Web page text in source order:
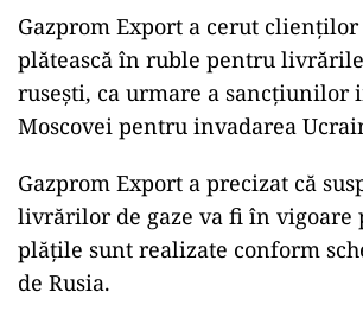
Gazprom Export a cerut
plătească în ruble pentru livrările
ruseşti, ca urmare a sancţiunilor
Moscovei pentru invadarea
Gazprom Export a precizat că
livrărilor de gaze va fi în vigoare
plăţile sunt realizate conform
de Rusia.